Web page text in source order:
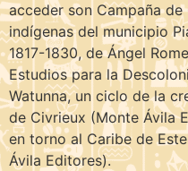
acceder son Campaña
indígenas del municipio
1817-1830, de Ángel
Estudios para la
Watunna, un ciclo de la
de Civrieux (Monte Ávila
en torno al Caribe de
Ávila Editores).